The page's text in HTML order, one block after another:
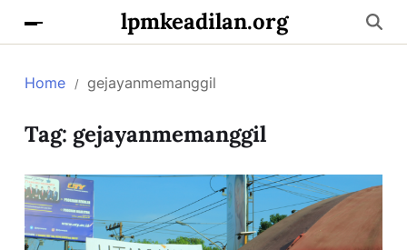
lpmkeadilan.org
Home gejayanmemanggil
Tag: gejayanmemanggil